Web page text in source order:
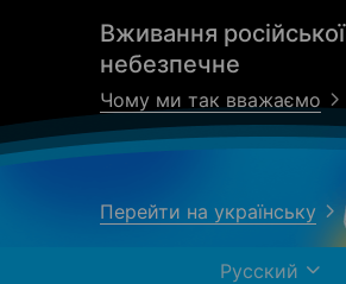
Вживання російської
небезпечне
Чому ми так вважаємо
Перейти на українську
Русский